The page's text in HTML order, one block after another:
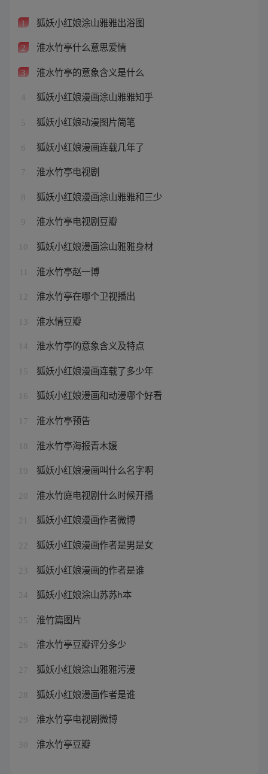
1 狐妖小红娘涂山雅雅出浴图
2 淮水竹亭什么意思爱情
3 淮水竹亭的意象含义是什么
4 狐妖小红娘漫画涂山雅雅知乎
5 狐妖小红娘动漫图片简笔
6 狐妖小红娘漫画连载几年了
7 淮水竹亭电视剧
8 狐妖小红娘漫画涂山雅雅和三少
9 淮水竹亭电视剧豆瓣
10 狐妖小红娘漫画涂山雅雅身材
淮水竹亭赵一博
12 淮水竹亭在哪个卫视播出
13 淮水情豆瓣
14 淮水竹亭的意象含义及特点
15 狐妖小红娘漫画连载了多少年
16 狐妖小红娘漫画和动漫哪个好看
17 淮水竹亭预告
18 淮水竹亭海报青木媛
19 狐妖小红娘漫画叫什么名字啊
20 淮水竹庭电视剧什么时候开播
21 狐妖小红娘漫画作者微博
22 狐妖小红娘漫画作者是男是女
23 狐妖小红娘漫画的作者是谁
24 狐妖小红娘涂山苏苏h本
25 淮竹篇图片
26 淮水竹亭豆瓣评分多少
27 狐妖小红娘涂山雅雅污漫
28 狐妖小红娘漫画作者是谁
29 淮水竹亭电视剧微博
30 淮水竹亭豆瓣